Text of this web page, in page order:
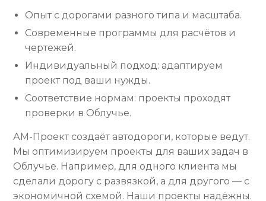
Опыт с дорогами разного типа и масштаба.
Современные программы для расчётов и
чертежей.
Индивидуальный подход: адаптируем
проект под ваши нужды.
Соответствие нормам: проекты проходят
проверки в Облучье.
АМ-Проект создаёт автодороги, которые ведут.
Мы оптимизируем проекты для ваших задач в
Облучье. Например, для одного клиента мы
сделали дорогу с развязкой, а для другого — с
экономичной схемой. Наши проекты надёжны.